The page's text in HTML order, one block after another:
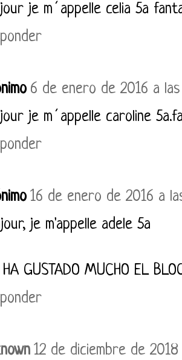
je m´appelle celia 5a
6 de enero de 2016 a las
je m´appelle caroline
16 de enero de 2016 a
je m'appelle adele 5a
GUSTADO MUCHO EL
12 de diciembre de 2018